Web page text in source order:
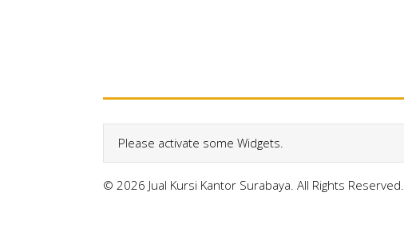
Please activate some Widgets.
© 2026 Jual Kursi Kantor Surabaya. All Rights Reserved.